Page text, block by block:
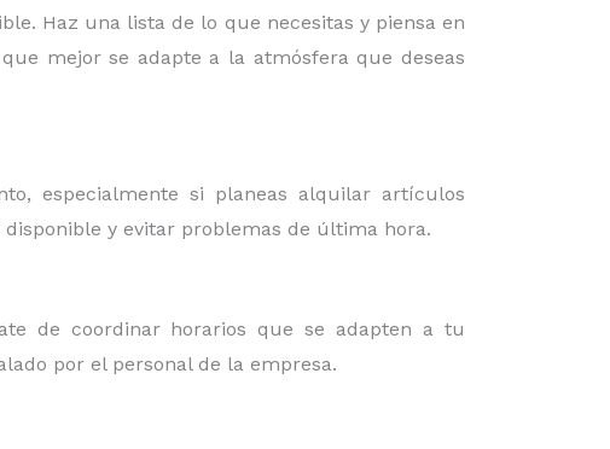
Haz una lista de lo que necesitas y piensa en
mejor se adapte a la atmósfera que deseas
especialmente si planeas alquilar artículos
y evitar problemas de última hora.
de coordinar horarios que se adapten a tu
por el personal de la empresa.